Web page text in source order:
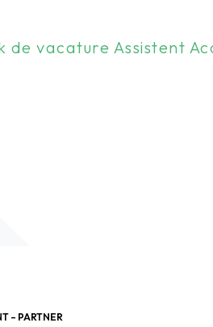
de vacature Assistent
– PARTNER